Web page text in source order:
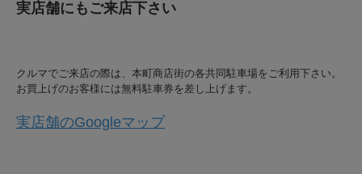
実店舗にもご来店下さい
クルマでご来店の際は、本町商店街の各共同駐車場をご利用下さい。
お買上げのお客様には無料駐車券を差し上げます。
実店舗のGoogleマップ